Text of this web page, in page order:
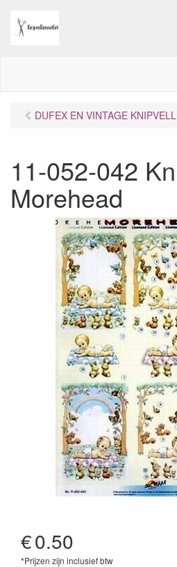
DUFEX EN VINTAGE
11-052-042
Morehead
€0.50
*Prijzen zijn inclusief btw